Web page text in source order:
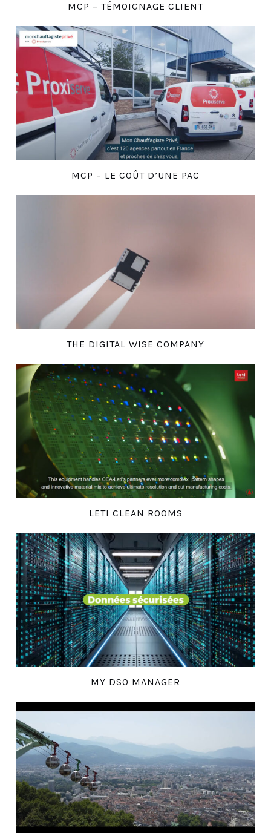
MCP – TÉMOIGNAGE CLIENT
MCP – LE COÛT D’UNE PAC
THE DIGITAL WISE COMPANY
LETI CLEAN ROOMS
MY DSO MANAGER